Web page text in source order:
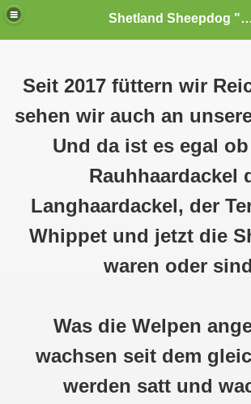
Shetland Sheepdog "Sheltie" s
Seit 2017 füttern wir
sehen wir auch an
Und da ist es egal
Rauhhaardackel
Langhaardackel, der
Whippet und jetzt die
waren oder
Was die Welpen
wachsen seit dem
werden satt und